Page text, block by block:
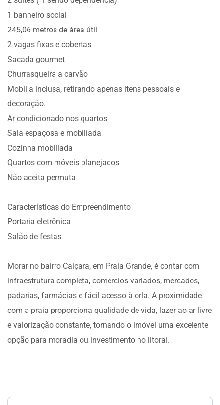
1 banheiro social
245,06 metros de área útil
2 vagas fixas e cobertas
Sacada gourmet
Churrasqueira a carvão
Mobília inclusa, retirando apenas itens pessoais e
decoração.
Ar condicionado nos quartos
Sala espaçosa e mobiliada
Cozinha mobiliada
Quartos com móveis planejados
Não aceita permuta
Características do Empreendimento
Portaria eletrônica
Salão de festas
Morar no bairro Caiçara, em Praia Grande, é contar com
infraestrutura completa, comércios variados, mercados,
padarias, farmácias e fácil acesso à orla. A proximidade
com a praia proporciona qualidade de vida, lazer ao ar livre
e valorização constante, tornando o imóvel uma excelente
opção para moradia ou investimento no litoral.